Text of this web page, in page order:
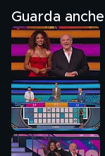
Guarda anche